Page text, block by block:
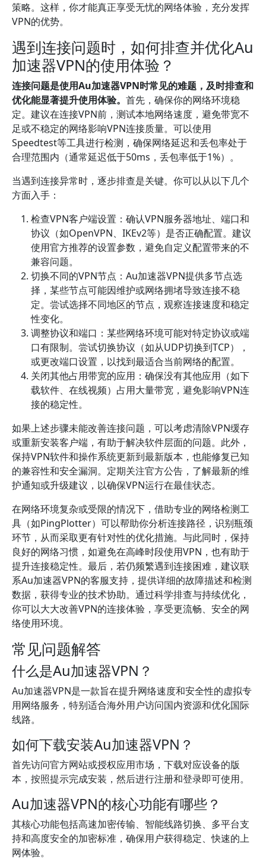
策略。这样，你才能真正享受无忧的网络体验，充分发挥
VPN的优势。
遇到连接问题时，如何排查并优化Au
加速器VPN的使用体验？
连接问题是使用Au加速器VPN时常见的难题，及时排查和
优化能显著提升使用体验。 首先，确保你的网络环境稳
定。建议在连接VPN前，测试本地网络速度，避免带宽不
足或不稳定的网络影响VPN连接质量。可以使用
Speedtest等工具进行检测，确保网络延迟和丢包率处于
合理范围内（通常延迟低于50ms，丢包率低于1%）。
当遇到连接异常时，逐步排查是关键。你可以从以下几个
方面入手：
检查VPN客户端设置：确认VPN服务器地址、端口和
协议（如OpenVPN、IKEv2等）是否正确配置。建议
使用官方推荐的设置参数，避免自定义配置带来的不
兼容问题。
切换不同的VPN节点：Au加速器VPN提供多节点选
择，某些节点可能因维护或网络拥堵导致连接不稳
定。尝试选择不同地区的节点，观察连接速度和稳定
性变化。
调整协议和端口：某些网络环境可能对特定协议或端
口有限制。尝试切换协议（如从UDP切换到TCP），
或更改端口设置，以找到最适合当前网络的配置。
关闭其他占用带宽的应用：确保没有其他应用（如下
载软件、在线视频）占用大量带宽，避免影响VPN连
接的稳定性。
如果上述步骤未能改善连接问题，可以考虑清除VPN缓存
或重新安装客户端，有助于解决软件层面的问题。此外，
保持VPN软件和操作系统更新到最新版本，也能修复已知
的兼容性和安全漏洞。定期关注官方公告，了解最新的维
护通知或升级建议，以确保VPN运行在最佳状态。
在网络环境复杂或受限的情况下，借助专业的网络检测工
具（如PingPlotter）可以帮助你分析连接路径，识别瓶颈
环节，从而采取更有针对性的优化措施。与此同时，保持
良好的网络习惯，如避免在高峰时段使用VPN，也有助于
提升连接稳定性。最后，若仍频繁遇到连接困难，建议联
系Au加速器VPN的客服支持，提供详细的故障描述和检测
数据，获得专业的技术协助。通过科学排查与持续优化，
你可以大大改善VPN的连接体验，享受更流畅、安全的网
络使用环境。
常见问题解答
什么是Au加速器VPN？
Au加速器VPN是一款旨在提升网络速度和安全性的虚拟专
用网络服务，特别适合海外用户访问国内资源和优化国际
线路。
如何下载安装Au加速器VPN？
首先访问官方网站或授权应用市场，下载对应设备的版
本，按照提示完成安装，然后进行注册和登录即可使用。
Au加速器VPN的核心功能有哪些？
其核心功能包括高速加密传输、智能线路切换、多平台支
持和高度安全的加密标准，确保用户获得稳定、快速的上
网体验。